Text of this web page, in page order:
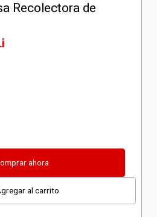
Recolectora de
ahora
al carrito